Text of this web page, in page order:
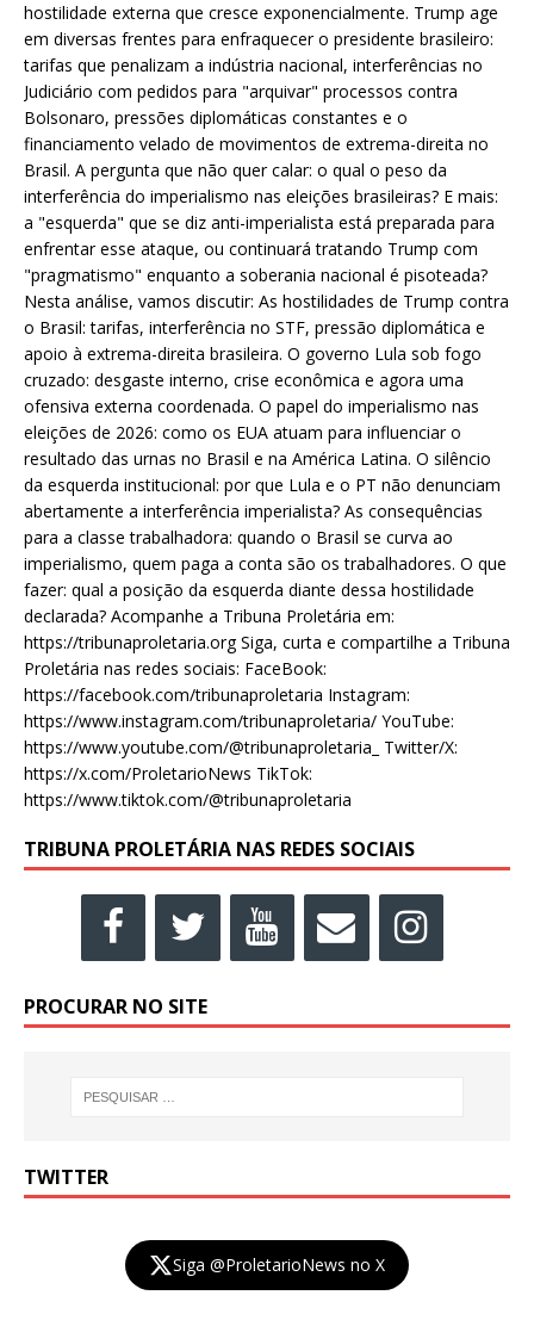
hostilidade externa que cresce exponencialmente. Trump age
em diversas frentes para enfraquecer o presidente brasileiro:
tarifas que penalizam a indústria nacional, interferências no
Judiciário com pedidos para "arquivar" processos contra
Bolsonaro, pressões diplomáticas constantes e o
financiamento velado de movimentos de extrema-direita no
Brasil. A pergunta que não quer calar: o qual o peso da
interferência do imperialismo nas eleições brasileiras? E mais:
a "esquerda" que se diz anti-imperialista está preparada para
enfrentar esse ataque, ou continuará tratando Trump com
"pragmatismo" enquanto a soberania nacional é pisoteada?
Nesta análise, vamos discutir: As hostilidades de Trump contra
o Brasil: tarifas, interferência no STF, pressão diplomática e
apoio à extrema-direita brasileira. O governo Lula sob fogo
cruzado: desgaste interno, crise econômica e agora uma
ofensiva externa coordenada. O papel do imperialismo nas
eleições de 2026: como os EUA atuam para influenciar o
resultado das urnas no Brasil e na América Latina. O silêncio
da esquerda institucional: por que Lula e o PT não denunciam
abertamente a interferência imperialista? As consequências
para a classe trabalhadora: quando o Brasil se curva ao
imperialismo, quem paga a conta são os trabalhadores. O que
fazer: qual a posição da esquerda diante dessa hostilidade
declarada? Acompanhe a Tribuna Proletária em:
https://tribunaproletaria.org Siga, curta e compartilhe a Tribuna
Proletária nas redes sociais: FaceBook:
https://facebook.com/tribunaproletaria Instagram:
https://www.instagram.com/tribunaproletaria/ YouTube:
https://www.youtube.com/@tribunaproletaria_ Twitter/X:
https://x.com/ProletarioNews TikTok:
https://www.tiktok.com/@tribunaproletaria
TRIBUNA PROLETÁRIA NAS REDES SOCIAIS
PROCURAR NO SITE
TWITTER
Siga @ProletarioNews no X